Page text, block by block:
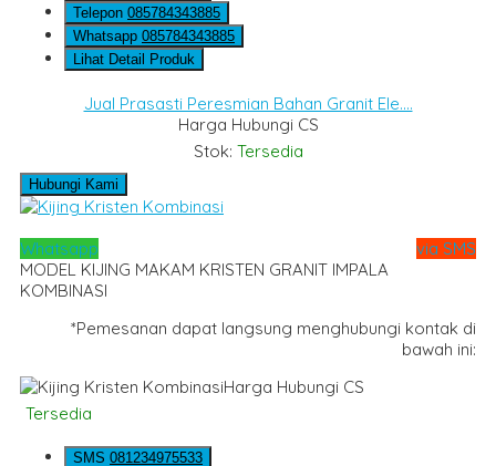
Telepon 085784343885
Whatsapp 085784343885
Lihat Detail Produk
Jual Prasasti Peresmian Bahan Granit Ele....
Harga Hubungi CS
Stok: Tersedia
Hubungi Kami
Whatsapp
via SMS
MODEL KIJING MAKAM KRISTEN GRANIT IMPALA
KOMBINASI
*Pemesanan dapat langsung menghubungi kontak di
bawah ini:
Harga Hubungi CS
Tersedia
SMS 081234975533